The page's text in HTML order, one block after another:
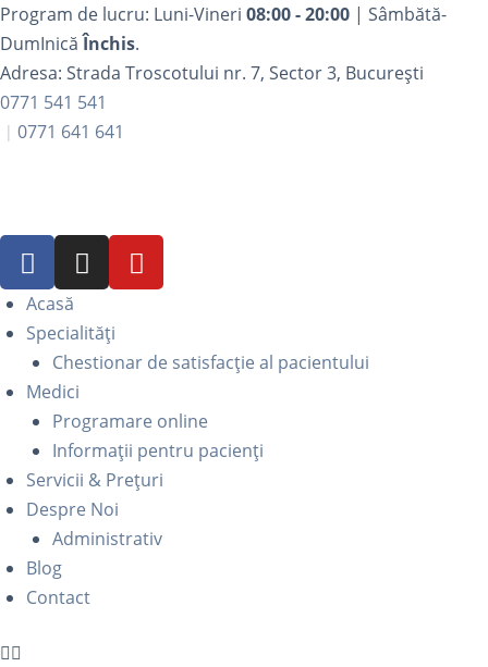
Program de lucru: Luni-Vineri 08:00 - 20:00 | Sâmbătă-
DumInicăÎnchis.
Adresa: Strada Troscotului nr. 7, Sector 3, București
0771 541 541
0771 641 641
Acasă
Specialități
Chestionar de satisfacție al pacientului
Medici
Programare online
Informații pentru pacienți
Servicii & Prețuri
Despre Noi
Administrativ
Blog
Contact